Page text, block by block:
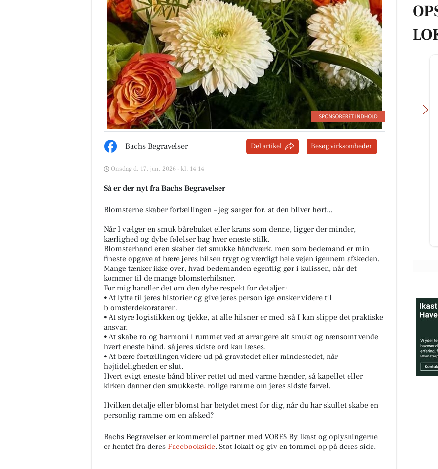
Bachs Begravelser Del artikel Besøg virksomheden
Onsdag d. 17. jun. 2026 - kl. 14:14
Så er der nyt fra Bachs Begravelser
Blomsterne skaber fortællingen – jeg sørger for, at den bliver hørt...
Når I vælger en smuk bårebuket eller krans som denne, ligger der minder,
kærlighed og dybe følelser bag hver eneste stilk.
Blomsterhandleren skaber det smukke håndværk, men som bedemand er min
fineste opgave at bære jeres hilsen trygt og værdigt hele vejen igennem afskeden.
Mange tænker ikke over, hvad bedemanden egentlig gør i kulissen, når det
kommer til de mange blomsterhilsner.
For mig handler det om den dybe respekt for detaljen:
• At lytte til jeres historier og give jeres personlige ønsker videre til
blomsterdekoratøren.
• At styre logistikken og tjekke, at alle hilsner er med, så I kan slippe det praktiske
ansvar.
• At skabe ro og harmoni i rummet ved at arrangere alt smukt og nænsomt vende
hvert eneste bånd, så jeres sidste ord kan læses.
• At bære fortællingen videre ud på gravstedet eller mindestedet, når
højtideligheden er slut.
Hvert evigt eneste bånd bliver rettet ud med varme hænder, så kapellet eller
kirken danner den smukkeste, rolige ramme om jeres sidste farvel.
Hvilken detalje eller blomst har betydet mest for dig, når du har skullet skabe en
personlig ramme om en afsked?
Bachs Begravelser er kommerciel partner med VORES By Ikast og oplysningerne
er hentet fra deres Facebookside. Støt lokalt og giv en tommel op på deres side.
Bandhan Viborg
smagfuld hos Bandhan Viborg 🍛🧡
den perfekte anledning til at
Åbn opslaget
plejer. Hun er ikke set hjemme
Åbn opslaget